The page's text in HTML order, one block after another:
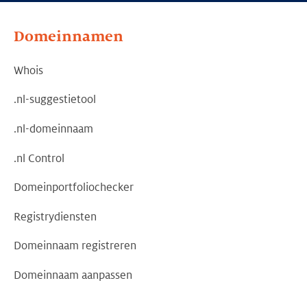
Domeinnamen
Whois
.nl-suggestietool
.nl-domeinnaam
.nl Control
Domeinportfoliochecker
Registrydiensten
Domeinnaam registreren
Domeinnaam aanpassen